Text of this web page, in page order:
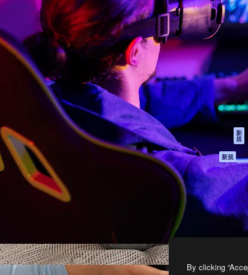
最高のクリエイティブ制作を導くためのプラ
ットフォーム。クリエイター、企業、代理
店、スタジオを含む100万人以上が利用して
います。
日本語
製品
Spaces
AI アシスタント
AI 画像生成ツール
AI 動画生成ツール
AI 音声合成ツール
ストックコンテン
ツ
Claude/ChatGPT
向けMCP
新
規
エージェント 新規
API
モバイルアプリ
すべてのMagnificツ
ール
Copyright © 2010-2026Freepik Company S.L.U.無断複写・転載を禁じます
By clicking